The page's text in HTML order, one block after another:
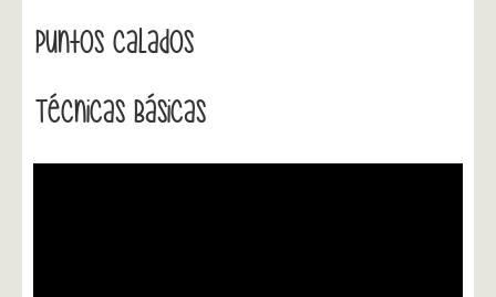
Puntos Calados
Técnicas Básicas